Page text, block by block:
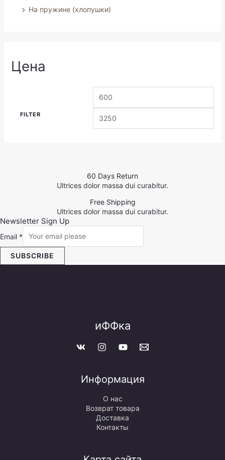
На пружине (хлопушки)
Цена
FILTER
60 Days Return
Ultrices dolor massa dui curabitur.
Free Shipping
Ultrices dolor massa dui curabitur.
Newsletter Sign Up
Email *
SUBSCRIBE
иФФка
Информация
О нас
Возврат товара
Доставка
Контакты